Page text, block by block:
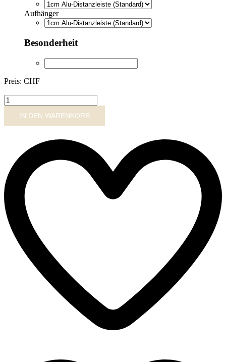
Aufhänger
Besonderheit
Preis: CHF
ADB022
Menge
IN DEN WARENKORB